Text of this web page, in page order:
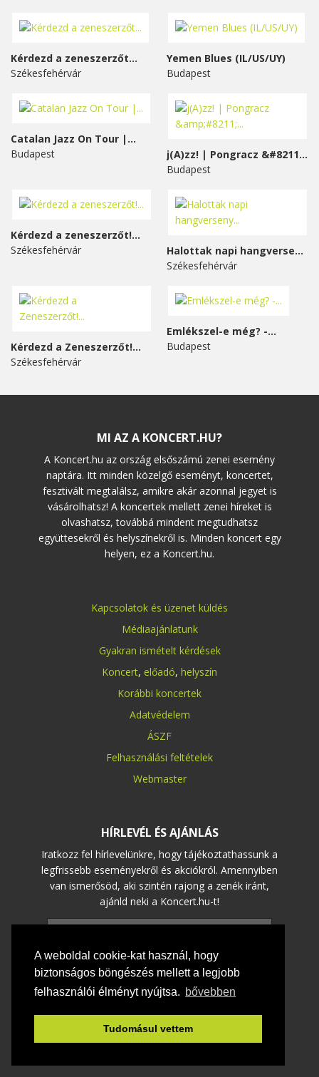
A weboldal cookie-kat használ, hogy
biztonságos böngészés mellett a legjobb
felhasználói élményt nyújtsa. bővebben
Tudomásul vettem
Kérdezd a zeneszerzőt...
Székesfehérvár
Yemen Blues (IL/US/UY)
Budapest
Catalan Jazz On Tour |...
Budapest
j(A)zz! | Pongracz &#8211;...
Budapest
Kérdezd a zeneszerzőt!...
Székesfehérvár
Halottak napi hangverseny...
Székesfehérvár
Kérdezd a Zeneszerzőt!...
Székesfehérvár
Emlékszel-e még? -...
Budapest
MI AZ A KONCERT.HU?
A Koncert.hu az ország elsőszámú zenei esemény
naptára. Itt minden közelgő eseményt, koncertet,
fesztivált megtalálsz, amikre akár azonnal jegyet is
vásárolhatsz! A koncertek mellett zenei híreket is
olvashatsz, továbbá mindent megtudhatsz
együttesekről és helyszínekről is. Minden koncert egy
helyen, ez a Koncert.hu.
Kapcsolatok és üzenet küldés
Médiaajánlatunk
Gyakran ismételt kérdések
Koncert, előadó, helyszín
Korábbi koncertek
Adatvédelem
ÁSZF
Felhasználási feltételek
Webmaster
HÍRLEVÉL ÉS AJÁNLÁS
Iratkozz fel hírlevelünkre, hogy tájékoztathassunk a
legfrissebb eseményekről és akciókról. Amennyiben
van ismerősöd, aki szintén rajong a zenék iránt,
ajánld neki a Koncert.hu-t!
KÖVESS MINKET